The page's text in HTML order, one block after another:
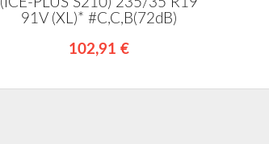
91V (XL)* #C,C,B(72dB)
102,91 €